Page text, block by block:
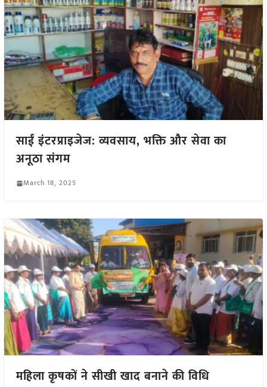
साईं इंटरप्राइजेज: व्यवसाय, भक्ति और सेवा का
अनूठा संगम
March 18, 2025
महिला कृषकों ने सीखी खाद बनाने की विधि